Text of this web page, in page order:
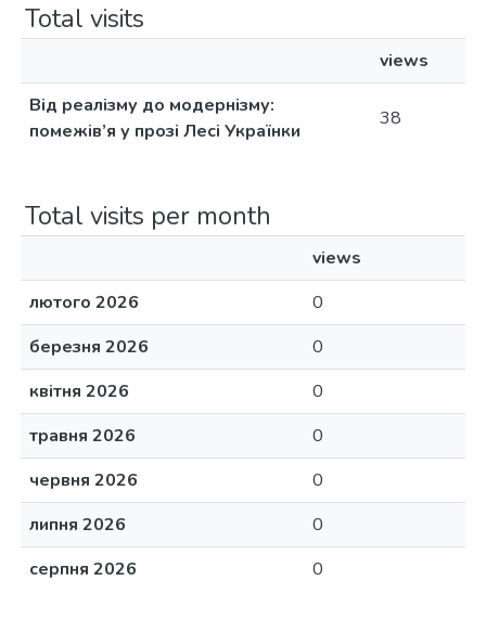
Total visits
views
Від реалізму до модернізму:
помежів’я у прозі Лесі Українки
38
Total visits per month
views
лютого 2026
0
березня 2026
0
квітня 2026
0
травня 2026
0
червня 2026
0
липня 2026
0
серпня 2026
0